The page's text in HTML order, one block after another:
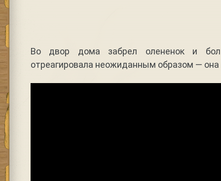
Во двор дома забрел олененок и
отреагировала неожиданным образом —